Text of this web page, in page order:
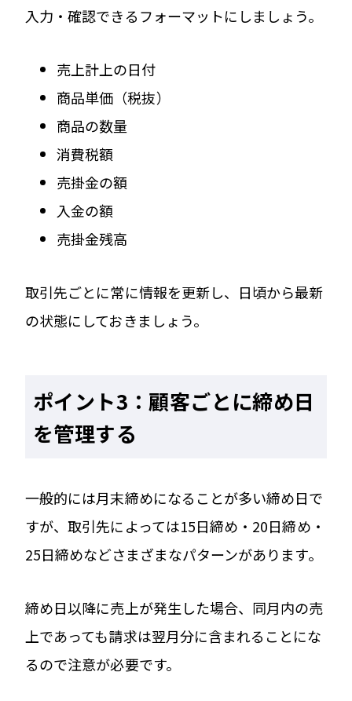
入力・確認できるフォーマットにしましょう。
売上計上の日付
商品単価（税抜）
商品の数量
消費税額
売掛金の額
入金の額
売掛金残高
取引先ごとに常に情報を更新し、日頃から最新
の状態にしておきましょう。
ポイント3：顧客ごとに締め日
を管理する
一般的には月末締めになることが多い締め日で
すが、取引先によっては15日締め・20日締め・
25日締めなどさまざまなパターンがあります。
締め日以降に売上が発生した場合、同月内の売
上であっても請求は翌月分に含まれることにな
るので注意が必要です。